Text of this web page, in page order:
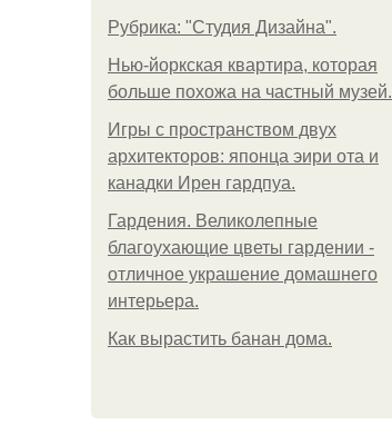
Рубрика: "Студия Дизайна".
Нью-йоркская квартира, которая
больше похожа на частный музей.
Игры с пространством двух
архитекторов: японца эири ота и
канадки Ирен гардпуа.
Гардения. Великолепные
благоухающие цветы гардении -
отличное украшение домашнего
интерьера.
Как вырастить банан дома.